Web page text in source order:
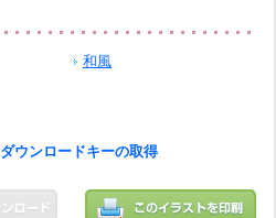
和風
ダウンロードキーの取得